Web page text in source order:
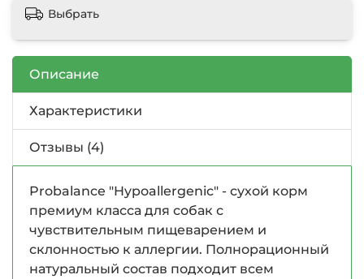
Выбрать
Описание
Характеристики
Отзывы (4)
Probalance "Hypoallergenic" - сухой корм
премиум класса для собак с
чувствительным пищеварением и
склонностью к аллергии. Полнорационный
натуральный состав подходит всем